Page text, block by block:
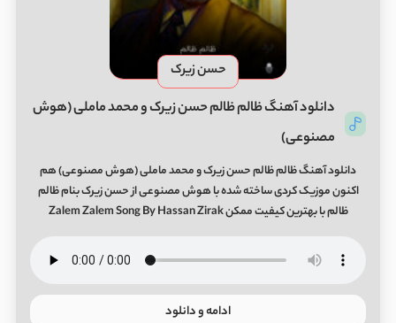
حسن زیرک
دانلود آهنگ ظالم ظالم حسن زیرک و محمد ماملی (هوش
مصنوعی)
دانلود آهنگ ظالم ظالم حسن زیرک و محمد ماملی (هوش مصنوعی) هم
اکنون موزیک کردی ساخته شده با هوش مصنوعی از حسن زیرک بنام ظالم
ظالم با بهترین کیفیت ممکن Zalem Zalem Song By Hassan Zirak
ادامه و دانلود